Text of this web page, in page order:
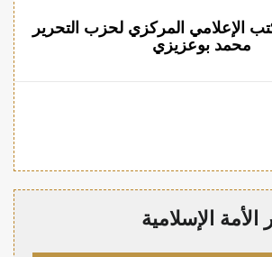
الإعلامي المركزي لحزب التحرير
محمد بوعزيزي
الإسلامية